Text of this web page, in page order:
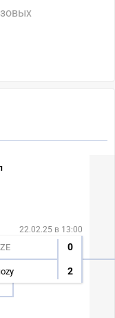
22.02.25 в 13:00
0
2